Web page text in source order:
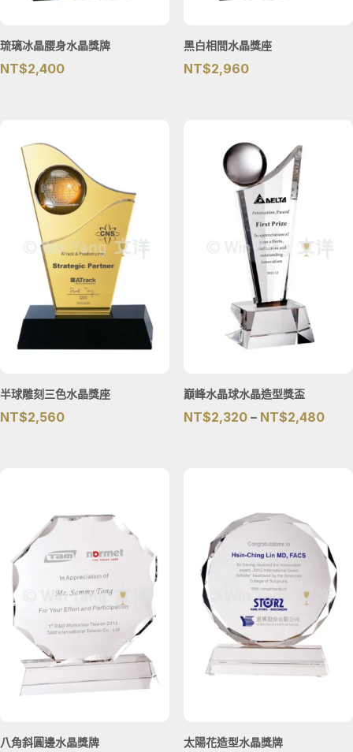
琉璃冰晶腰身水晶獎牌
NT$2,400
黑白相間水晶獎座
NT$2,960
半球雕刻三色水晶獎座
NT$2,560
巔峰水晶球水晶造型獎盃
NT$2,320 – NT$2,480價
八角斜圓邊水晶獎牌 太陽花造型水晶獎牌